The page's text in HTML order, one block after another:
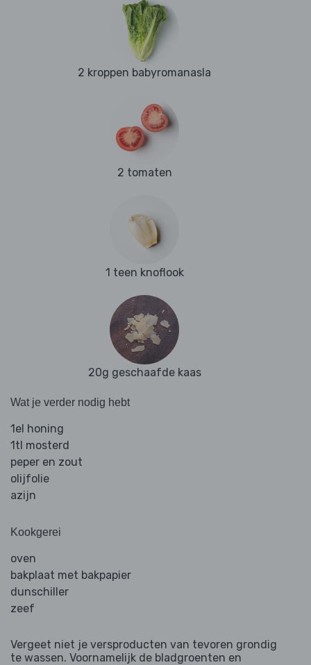
2 kroppen babyromanasla
2 tomaten
1 teen knoflook
20g geschaafde kaas
Wat je verder nodig hebt
1el honing
1tl mosterd
peper en zout
olijfolie
azijn
Kookgerei
oven
bakplaat met bakpapier
dunschiller
zeef
Vergeet niet je versproducten van tevoren grondig
te wassen. Voornamelijk de bladgroenten en